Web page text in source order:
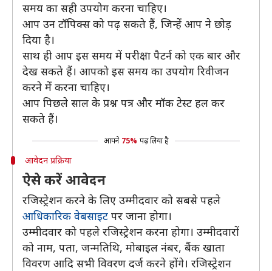
समय का सही उपयोग करना चाहिए।
आप उन टॉपिक्स को पढ़ सकते हैं, जिन्हें आप ने छोड़
दिया है।
साथ ही आप इस समय में परीक्षा पैटर्न को एक बार और
देख सकते हैं। आपको इस समय का उपयोग रिवीजन
करने में करना चाहिए।
आप पिछले साल के प्रश्न पत्र और मॉक टेस्ट हल कर
सकते हैं।
आपने 75% पढ़ लिया है
आवेदन प्रक्रिया
ऐसे करें आवेदन
रजिस्ट्रेशन करने के लिए उम्मीदवार को सबसे पहले
आधिकारिक वेबसाइट पर जाना होगा।
उम्मीदवार को पहले रजिस्ट्रेशन करना होगा। उम्मीदवारों
को नाम, पता, जन्मतिथि, मोबाइल नंबर, बैंक खाता
विवरण आदि सभी विवरण दर्ज करने होंगे। रजिस्ट्रेशन